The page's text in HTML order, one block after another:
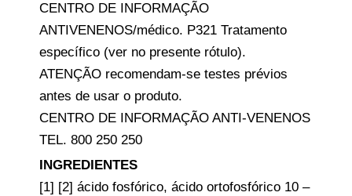
CENTRO DE INFORMAÇÃO
ANTIVENENOS/médico. P321 Tratamento
específico (ver no presente rótulo).
ATENÇÃO recomendam-se testes prévios
antes de usar o produto.
CENTRO DE INFORMAÇÃO ANTI-VENENOS
TEL. 800 250 250
INGREDIENTES
[1] [2] ácido fosfórico, ácido ortofosfórico 10 –